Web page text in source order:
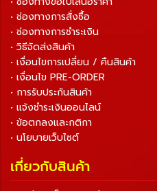
• ช่องทางการสั่งซื้อ
• ช่องทางการชำระเงิน
• วิธีจัดส่งสินค้า
• เงื่อนไขการเปลี่ยน / คืนสินค้า
• เงื่อนไข PRE-ORDER
• การรับประกันสินค้า
• แจ้งชำระเงินออนไลน์
• ข้อตกลงและกติกา
• นโยบายเว็บไซต์
เกี่ยวกับสินค้า